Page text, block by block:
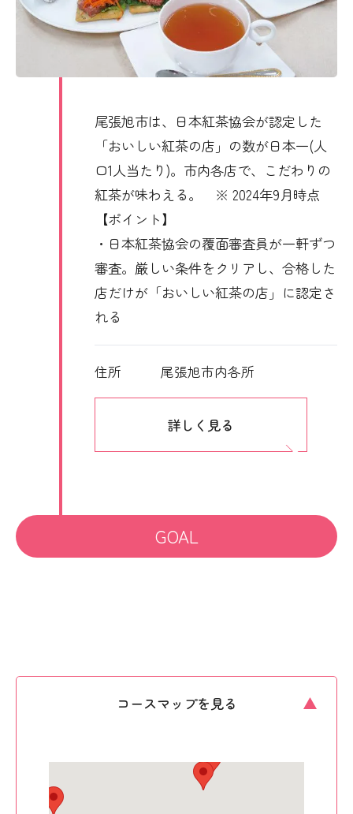
尾張旭市は、日本紅茶協会が認定した
「おいしい紅茶の店」の数が日本一(人
口1人当たり)。市内各店で、こだわりの
紅茶が味わえる。 ※ 2024年9月時点
【ポイント】
・日本紅茶協会の覆面審査員が一軒ずつ
審査。厳しい条件をクリアし、合格した
店だけが「おいしい紅茶の店」に認定さ
れる
住所 尾張旭市内各所
詳しく見る
GOAL
コースマップを見る